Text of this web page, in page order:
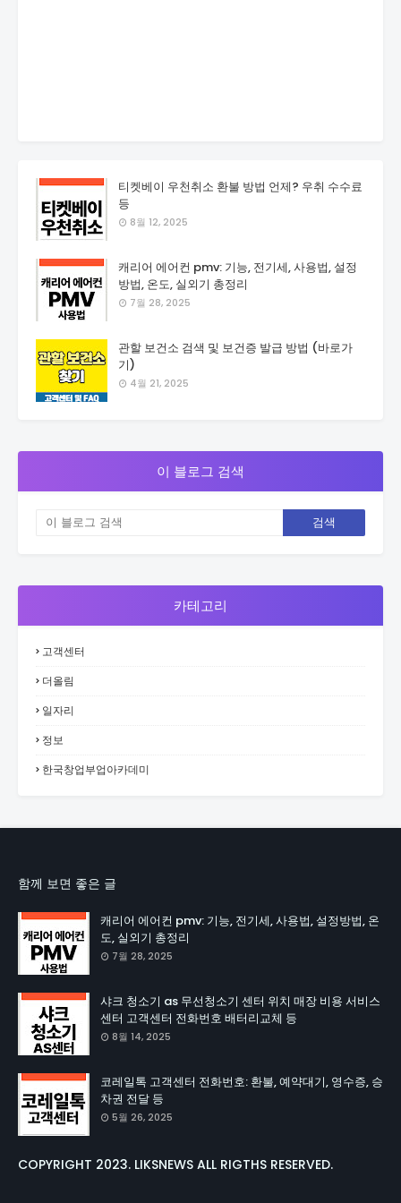
티켓베이 우천취소 환불 방법 언제? 우취 수수료
등
8월 12, 2025
캐리어 에어컨 pmv: 기능, 전기세, 사용법, 설정
방법, 온도, 실외기 총정리
7월 28, 2025
관할 보건소 검색 및 보건증 발급 방법 (바로가
기)
4월 21, 2025
이 블로그 검색
카테고리
고객센터
더올림
일자리
정보
한국창업부업아카데미
함께 보면 좋은 글
캐리어 에어컨 pmv: 기능, 전기세, 사용법, 설정방법, 온
도, 실외기 총정리
7월 28, 2025
샤크 청소기 as 무선청소기 센터 위치 매장 비용 서비스
센터 고객센터 전화번호 배터리교체 등
8월 14, 2025
코레일톡 고객센터 전화번호: 환불, 예약대기, 영수증, 승
차권 전달 등
5월 26, 2025
COPYRIGHT 2023. LIKSNEWS ALL RIGTHS RESERVED.